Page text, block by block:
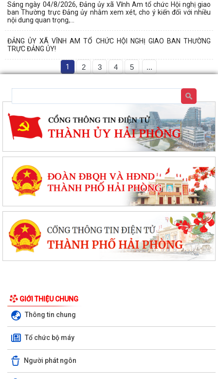
Sáng ngày 04/8/2026, Đảng ủy xã Vĩnh Am tổ chức Hội nghị giao
ban Thường trực Đảng ủy nhằm xem xét, cho ý kiến đối với nhiều
nội dung quan trọng,...
ĐẢNG ỦY XÃ VĨNH AM TỔ CHỨC HỘI NGHỊ GIAO BAN THƯỜNG
TRỰC ĐẢNG ỦY!
1 2 3 4 5 ...
GIỚI THIỆU CHUNG
Thông tin chung
Tổ chức bộ máy
Người phát ngôn
XÃ VĨNH AM VÀ XÃ TÂN AN KÝ KẾT CHƯƠNG TRÌNH KẾT NGHĨA, HỢP
TÁC PHÁT TRIỂN TOÀN DIỆN!
UBND XÃ VĨNH AM PHỐI HỢP KIỂM TRA HỒ SƠ ĐỀ NGHỊ CẤP KINH PHÍ
HỖ TRỢ THEO NGHỊ QUYẾT SỐ...